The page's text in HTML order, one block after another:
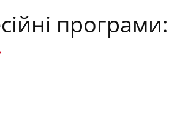
програми: